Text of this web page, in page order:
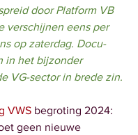
door Platform VB
verschijnen eens per
op zaterdag. Docu-
in het bijzonder
VG-sector in brede zin.
VWS begroting 2024:
geen nieuwe